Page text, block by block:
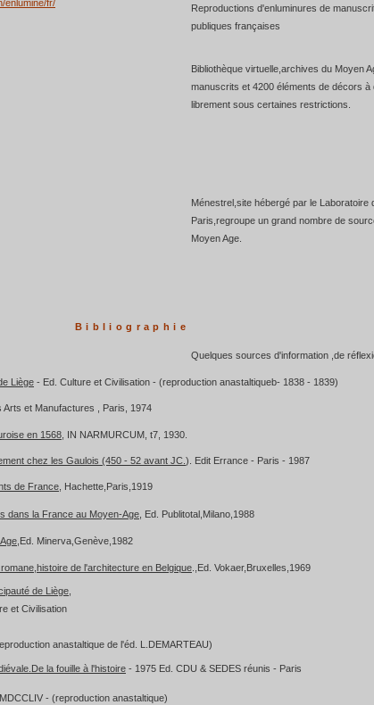
enlumine/fr/
Reproductions d'enluminures de
publiques françaises
Bibliothèque virtuelle,archives du Moyen
manuscrits et 4200 éléments de décors
librement sous certaines restrictions.
Ménestrel,site hébergé par le Laboratoire
Paris,regroupe un grand nombre de
Moyen Age.
Bibliographie
Quelques sources d'information ,de
Liège - Ed. Culture et Civilisation - (reproduction anastaltiqueb- 1838 - 1839)
Arts et Manufactures , Paris, 1974
en 1568 , IN NARMURCUM, t7, 1930.
chez les Gaulois (450 - 52 avant JC. ). Edit Errance - Paris - 1987
de France , Hachette,Paris,1919
dans la France au Moyen-Age , Ed. Publitotal,Milano,1988
,Ed. Minerva,Genève,1982
romane,histoire de l'architecture en Belgique .,Ed. Vokaer,Bruxelles,1969
de Liège
et Civilisation
anastaltique de l'éd. L.DEMARTEAU)
la fouille à l'histoire - 1975 Ed. CDU & SEDES réunis - Paris
- (reproduction anastaltique)